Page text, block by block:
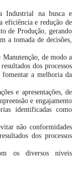
Industrial na busca e
eficiência e redução de
de Produção, gerando
a tomada de decisões,
de modo a
dos processos
fomentar a melhoria da
e apresentações, de
e engajamento
identificadas como
não conformidades
dos processos
os diversos níveis